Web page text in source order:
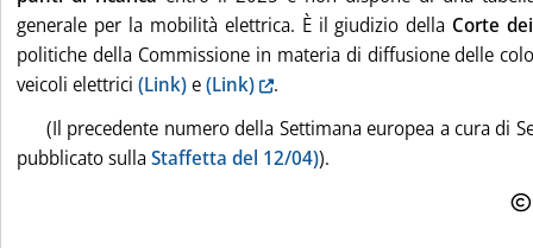
generale per la mobilità elettrica. È il giudizio della Corte
politiche della Commissione in materia di diffusione delle
veicoli elettrici (Link)e(Link)
.
(Il precedente numero della Settimana europea a cura di
pubblicato sullaStaffetta del 12/04)).